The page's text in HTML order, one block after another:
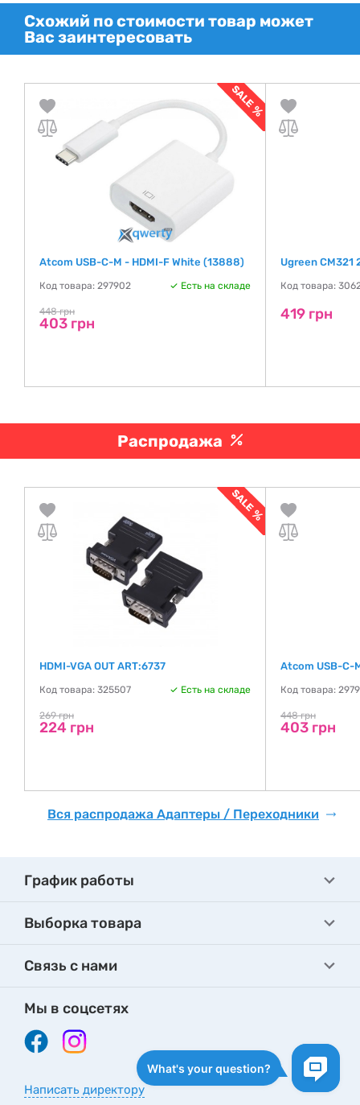
Схожий по стоимости товар может
Вас заинтересовать
Atcom USB-C-M - HDMI-F White (13888)
Код товара: 297902 Есть на складе
448 грн
403 грн
Ugreen CM321
Код товара:
419 грн
Распродажа
HDMI-VGA OUT ART:6737
Код товара: 325507 Есть на складе
269 грн
224 грн
Atcom USB-C-
Код товара:
448 грн
403 грн
Вся распродажа Адаптеры / Переходники
График работы
Выборка товара
Связь с нами
Мы в соцсетях
Написать директору